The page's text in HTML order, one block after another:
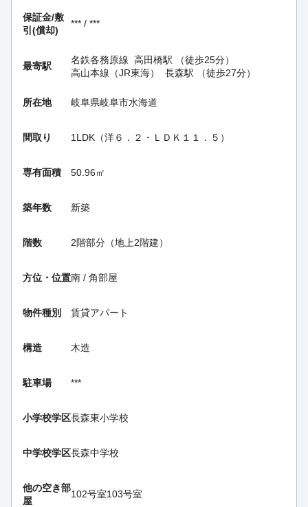
保証金/敷
引(償却)
*** / ***
最寄駅
名鉄各務原線 高田橋駅 （徒歩25分）
高山本線（JR東海）
長森駅 （徒歩27分）
所在地 岐阜県岐阜市水海道
間取り 1LDK（洋６．２・ＬＤＫ１１．５）
専有面積 50.96㎡
築年数 新築
階数 2階部分（地上2階建）
方位・位置南 / 角部屋
物件種別 賃貸アパート
構造 木造
駐車場 ***
小学校学区長森東小学校
中学校学区長森中学校
他の空き部
屋
102号室103号室